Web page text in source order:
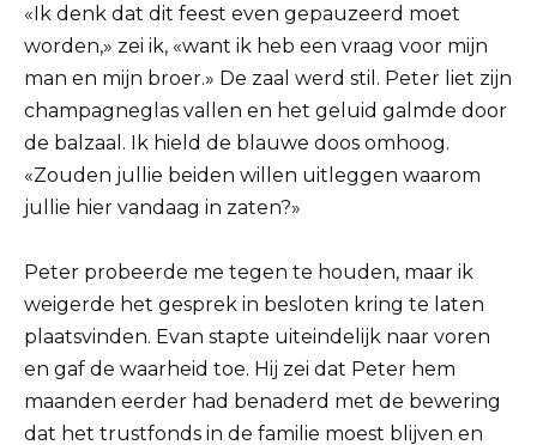
«Ik denk dat dit feest even gepauzeerd moet
worden,» zei ik, «want ik heb een vraag voor mijn
man en mijn broer.» De zaal werd stil. Peter liet zijn
champagneglas vallen en het geluid galmde door
de balzaal. Ik hield de blauwe doos omhoog.
«Zouden jullie beiden willen uitleggen waarom
jullie hier vandaag in zaten?»
Peter probeerde me tegen te houden, maar ik
weigerde het gesprek in besloten kring te laten
plaatsvinden. Evan stapte uiteindelijk naar voren
en gaf de waarheid toe. Hij zei dat Peter hem
maanden eerder had benaderd met de bewering
dat het trustfonds in de familie moest blijven en